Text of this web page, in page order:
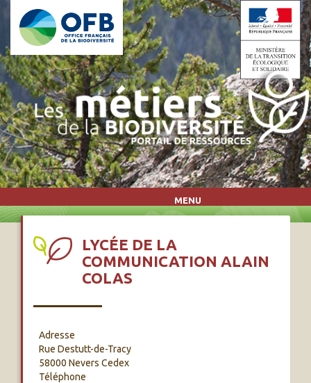
Aller au contenu principal
MENU
LYCÉE DE LA
COMMUNICATION ALAIN
COLAS
Adresse
Rue Destutt-de-Tracy
58000 Nevers Cedex
Téléphone